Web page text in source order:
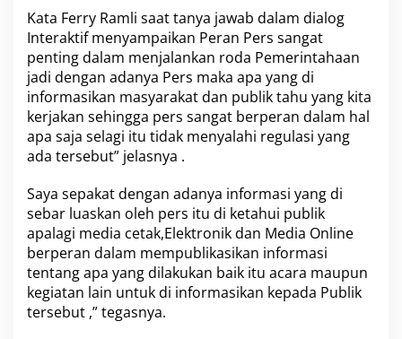
Kata Ferry Ramli saat tanya jawab dalam dialog
Interaktif menyampaikan Peran Pers sangat
penting dalam menjalankan roda Pemerintahaan
jadi dengan adanya Pers maka apa yang di
informasikan masyarakat dan publik tahu yang kita
kerjakan sehingga pers sangat berperan dalam hal
apa saja selagi itu tidak menyalahi regulasi yang
ada tersebut” jelasnya .
Saya sepakat dengan adanya informasi yang di
sebar luaskan oleh pers itu di ketahui publik
apalagi media cetak,Elektronik dan Media Online
berperan dalam mempublikasikan informasi
tentang apa yang dilakukan baik itu acara maupun
kegiatan lain untuk di informasikan kepada Publik
tersebut ,” tegasnya.